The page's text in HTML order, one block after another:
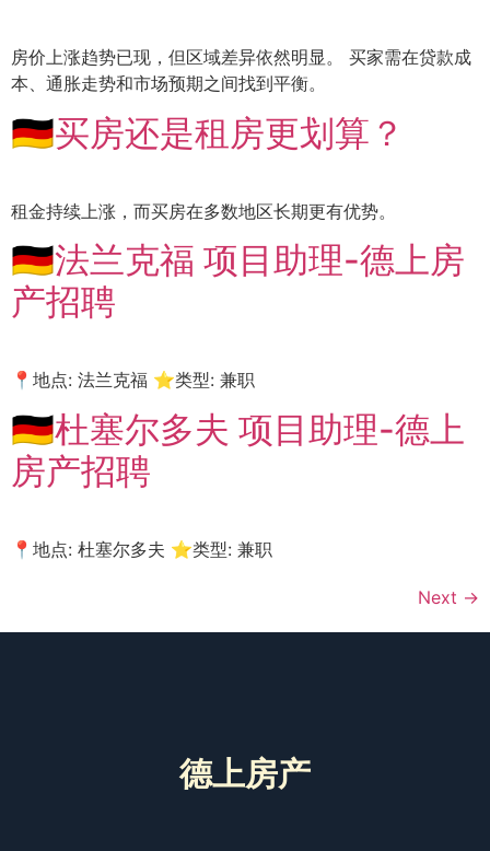
房价上涨趋势已现，但区域差异依然明显。 买家需在贷款成
本、通胀走势和市场预期之间找到平衡。
🇩🇪买房还是租房更划算？
租金持续上涨，而买房在多数地区长期更有优势。
🇩🇪法兰克福 项目助理-德上房
产招聘
📍地点: 法兰克福 ⭐类型: 兼职
🇩🇪杜塞尔多夫 项目助理-德上
房产招聘
📍地点: 杜塞尔多夫 ⭐类型: 兼职
Next →
德上房产